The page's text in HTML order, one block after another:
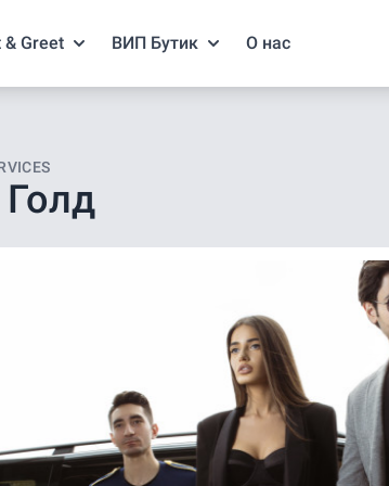
& Greet ВИП Бутик О нас